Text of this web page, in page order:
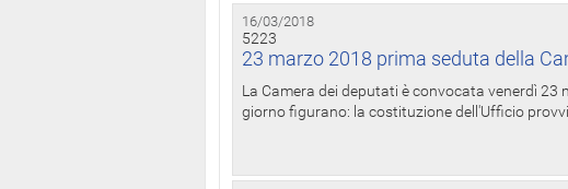
16/03/2018
5223
23 marzo 2018 prima seduta della
La Camera dei deputati è convocata venerdì 23
giorno figurano: la costituzione dell'Ufficio